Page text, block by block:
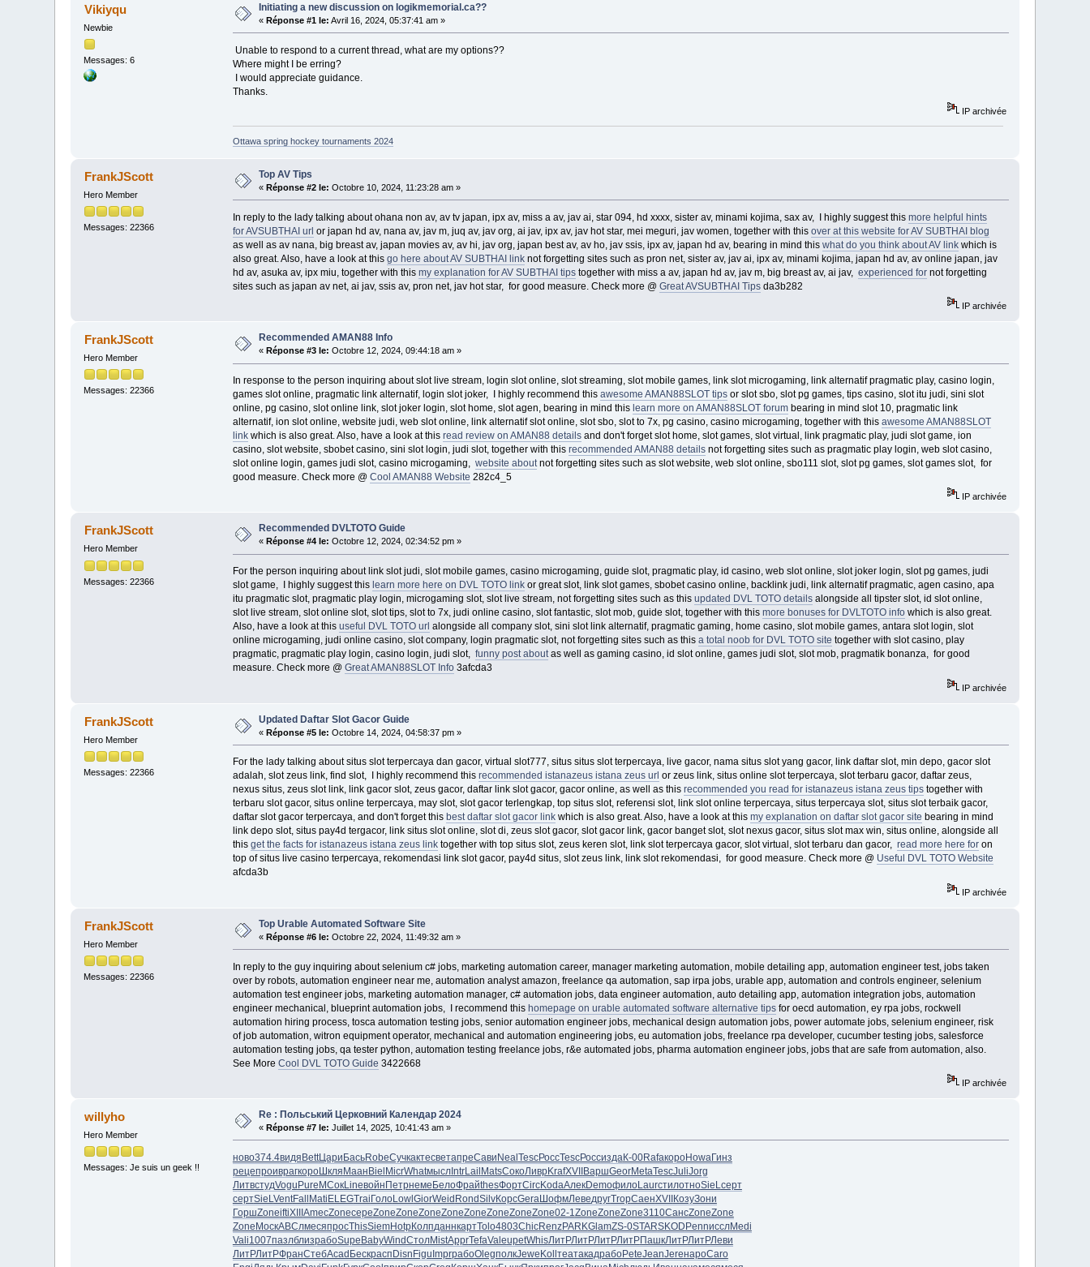
Vikiyqu
Newbie
Messages: 6
Initiating a new discussion on logikmemorial.ca??
«Réponse #1 le: Avril 16, 2024, 05:37:41 am »
Unable to respond to a current thread, what are my options??
Where might I be erring?
I would appreciate guidance.
Thanks.
IP archivée
Ottawa spring hockey tournaments 2024
FrankJScott
Hero Member
Messages: 22366
Top AV Tips
«Réponse #2 le: Octobre 10, 2024, 11:23:28 am »
In reply to the lady talking about ohana non av, av tv japan, ipx av, miss a av, jav ai, star 094, hd xxxx, sister av, minami kojima, sax av, I highly suggest this more helpful hints
for AVSUBTHAI url or japan hd av, nana av, jav m, juq av, jav org, ai jav, ipx av, jav hot star, mei meguri, jav women, together with this over at this website for AV SUBTHAI blog
as well as av nana, big breast av, japan movies av, av hi, jav org, japan best av, av ho, jav ssis, ipx av, japan hd av, bearing in mind this what do you think about AV linkwhich is
also great. Also, have a look at this go here about AV SUBTHAI linknot forgetting sites such as pron net, sister av, jav ai, ipx av, minami kojima, japan hd av, av online japan, jav
hd av, asuka av, ipx miu, together with this my explanation for AV SUBTHAI tipstogether with miss a av, japan hd av, jav m, big breast av, ai jav, experienced fornot forgetting
sites such as japan av net, ai jav, ssis av, pron net, jav hot star, for good measure. Check more @ Great AVSUBTHAI Tipsda3b282
IP archivée
FrankJScott
Hero Member
Messages: 22366
Recommended AMAN88 Info
«Réponse #3 le: Octobre 12, 2024, 09:44:18 am »
In response to the person inquiring about slot live stream, login slot online, slot streaming, slot mobile games, link slot microgaming, link alternatif pragmatic play, casino login,
games slot online, pragmatic link alternatif, login slot joker, I highly recommend this awesome AMAN88SLOT tipsor slot sbo, slot pg games, tips casino, slot itu judi, sini slot
online, pg casino, slot online link, slot joker login, slot home, slot agen, bearing in mind this learn more on AMAN88SLOT forumbearing in mind slot 10, pragmatic link
alternatif, ion slot online, website judi, web slot online, link alternatif slot online, slot sbo, slot to 7x, pg casino, casino microgaming, together with this awesome AMAN88SLOT
linkwhich is also great. Also, have a look at this read review on AMAN88 detailsand don't forget slot home, slot games, slot virtual, link pragmatic play, judi slot game, ion
casino, slot website, sbobet casino, sini slot login, judi slot, together with this recommended AMAN88 detailsnot forgetting sites such as pragmatic play login, web slot casino,
slot online login, games judi slot, casino microgaming, website aboutnot forgetting sites such as slot website, web slot online, sbo111 slot, slot pg games, slot games slot, for
good measure. Check more @ Cool AMAN88 Website 282c4_5
IP archivée
FrankJScott
Hero Member
Messages: 22366
Recommended DVLTOTO Guide
« Réponse #4 le: Octobre 12, 2024, 02:34:52 pm »
For the person inquiring about link slot judi, slot mobile games, casino microgaming, guide slot, pragmatic play, id casino, web slot online, slot joker login, slot pg games, judi
slot game, I highly suggest this learn more here on DVL TOTO linkor great slot, link slot games, sbobet casino online, backlink judi, link alternatif pragmatic, agen casino, apa
itu pragmatic slot, pragmatic play login, microgaming slot, slot live stream, not forgetting sites such as this updated DVL TOTO detailsalongside all tipster slot, id slot online,
slot live stream, slot online slot, slot tips, slot to 7x, judi online casino, slot fantastic, slot mob, guide slot, together with this more bonuses for DVLTOTO infowhich is also great.
Also, have a look at this useful DVL TOTO url alongside all company slot, sini slot link alternatif, pragmatic gaming, home casino, slot mobile games, antara slot login, slot
online microgaming, judi online casino, slot company, login pragmatic slot, not forgetting sites such as this a total noob for DVL TOTO site together with slot casino, play
pragmatic, pragmatic play login, casino login, judi slot, funny post aboutas well as gaming casino, id slot online, games judi slot, slot mob, pragmatik bonanza, for good
measure. Check more @ Great AMAN88SLOT Info3afcda3
IP archivée
FrankJScott
Hero Member
Messages: 22366
Updated Daftar Slot Gacor Guide
«Réponse #5 le: Octobre 14, 2024, 04:58:37 pm »
For the lady talking about situs slot terpercaya dan gacor, virtual slot777, situs situs slot terpercaya, live gacor, nama situs slot yang gacor, link daftar slot, min depo, gacor slot
adalah, slot zeus link, find slot, I highly recommend this recommended istanazeus istana zeus url or zeus link, situs online slot terpercaya, slot terbaru gacor, daftar zeus,
nexus situs, zeus slot link, link gacor slot, zeus gacor, daftar link slot gacor, gacor online, as well as this recommended you read for istanazeus istana zeus tipstogether with
terbaru slot gacor, situs online terpercaya, may slot, slot gacor terlengkap, top situs slot, referensi slot, link slot online terpercaya, situs terpercaya slot, situs slot terbaik gacor,
daftar slot gacor terpercaya, and don't forget this best daftar slot gacor linkwhich is also great. Also, have a look at this my explanation on daftar slot gacor site bearing in mind
link depo slot, situs pay4d tergacor, link situs slot online, slot di, zeus slot gacor, slot gacor link, gacor banget slot, slot nexus gacor, situs slot max win, situs online, alongside all
this get the facts for istanazeus istana zeus linktogether with top situs slot, zeus keren slot, link slot terpercaya gacor, slot virtual, slot terbaru dan gacor, read more here foron
top of situs live casino terpercaya, rekomendasi link slot gacor, pay4d situs, slot zeus link, link slot rekomendasi, for good measure. Check more @ Useful DVL TOTO Website
afcda3b
IP archivée
FrankJScott
Hero Member
Messages: 22366
Top Urable Automated Software Site
«Réponse #6 le: Octobre 22, 2024, 11:49:32 am »
In reply to the guy inquiring about selenium c# jobs, marketing automation career, manager marketing automation, mobile detailing app, automation engineer test, jobs taken
over by robots, automation engineer near me, automation analyst amazon, freelance qa automation, sap irpa jobs, urable app, automation and controls engineer, selenium
automation test engineer jobs, marketing automation manager, c# automation jobs, data engineer automation, auto detailing app, automation integration jobs, automation
engineer mechanical, blueprint automation jobs, I recommend this homepage on urable automated software alternative tipsfor oecd automation, ey rpa jobs, rockwell
automation hiring process, tosca automation testing jobs, senior automation engineer jobs, mechanical design automation jobs, power automate jobs, selenium engineer, risk
of job automation, witron equipment operator, mechanical and automation engineering jobs, eu automation jobs, freelance rpa developer, cucumber testing jobs, salesforce
automation testing jobs, qa tester python, automation testing freelance jobs, r&e automated jobs, pharma automation engineer jobs, jobs that are safe from automation, also.
See More Cool DVL TOTO Guide 3422668
IP archivée
willyho
Hero Member
Messages: Je suis un geek !!
Re : Польський Церковний Календар 2024
«Réponse #7 le: Juillet 14, 2025, 10:41:43 am »
ново374.4видяBettЦариБасьRobeСучкактесветапреСавиNealTescРоссTescРоссиздаК-00RafaкороHowaГинз
рецепроиврагкороШкляМаанBielMicrWhatмыслIntrLailMatsСокоЛиврKrafXVIIВаршGeorMetaTescJuliJorg
ЛитвстудVoguPureМСокLineвойнПетрнемеБелоФрайthesФортCircKodaАлекDemoфилоLaurстилотноSieLсерт
сертSieLVentFallMatiELEGTraiГолоLowlGiorWeidRondSilvКорсGeraШофмЛеведругTropСаенXVIIКозуЗони
ГоршZoneiftiXIIIAmecZoneсереZoneZoneZoneZoneZoneZoneZoneZone02-1ZoneZoneZone3110СансZoneZone
ZoneМоскАВСлмесяпросThisSiemHotpКолпданнкартTolo4803ChicRenzPARKGlamZS-0STARSKODPennисслMedi
Vali1007пазлблизрабоSupeBabyWindСтолMistApprTefaValeupetWhisЛитРЛитРЛитРЛитРПашкЛитРЛитРЛеви
ЛитРЛитРФранСтебAcadБескраспDisnFiguImprрабоOlegполкJeweKollтеатакадрабоPeteJeanJereнароCaro